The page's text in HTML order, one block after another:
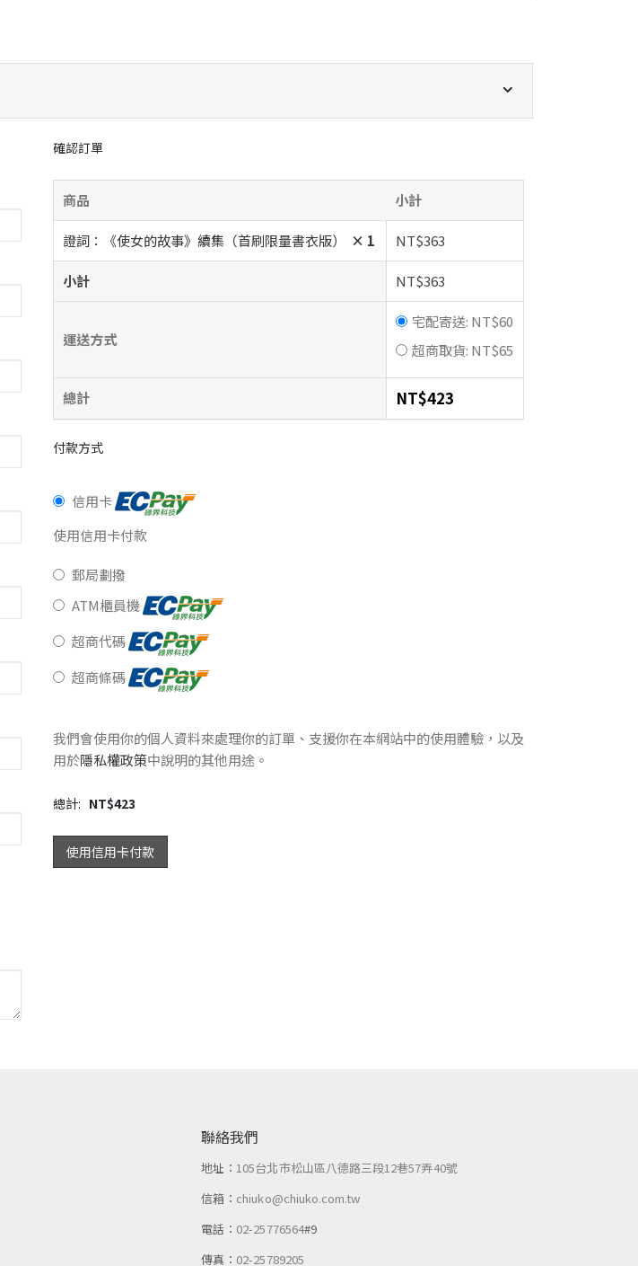
確認訂單
商品 小計
證詞：《使女的故事》續集（首刷限量書衣版） × 1 NT$363
小計 NT$363
運送方式
宅配寄送: NT$60
超商取貨: NT$65
總計 NT$423
付款方式
信用卡
使用信用卡付款
郵局劃撥
ATM櫃員機
超商代碼
超商條碼
我們會使用你的個人資料來處理你的訂單、支援你在本網站中的使用體驗，以及
用於隱私權政策中說明的其他用途。
總計: NT$423
使用信用卡付款
聯絡我們
地址： 105台北市松山區八德路三段12巷57弄40號
信箱： chiuko@chiuko.com.tw
電話： 02-25776564#9
傳真： 02-25789205